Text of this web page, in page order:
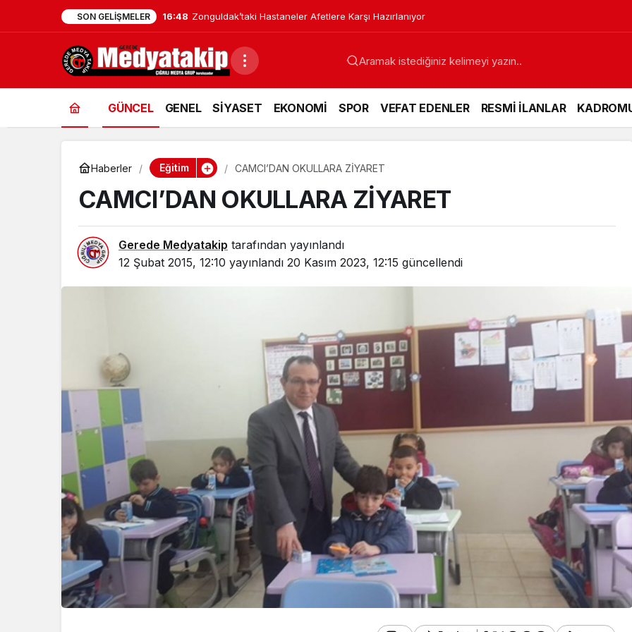
SON GELIŞMELER 16:48 Zonguldak’taki Hastaneler Afetlere Karşı Hazırlanıyor
GÜNCEL GENEL SİYASET EKONOMİ SPOR VEFAT EDENLER RESMİ İLANLAR
Haberler Eğitim CAMCI’DAN OKULLARA ZİYARET
CAMCI’DAN OKULLARA ZİYARET
Gerede Medyatakip tarafından yayınlandı
12 Şubat 2015, 12:10 yayınlandı 20 Kasım 2023, 12:15 güncellendi
Zonguldak’ta Durağa
Çarptı, Araziye Uçtu,
Alev Aldı
Zonguldak’taki
Hastaneler Afetlere
Karşı Hazırlanıyor
Düzce’de 142 Araç Men
Edildi